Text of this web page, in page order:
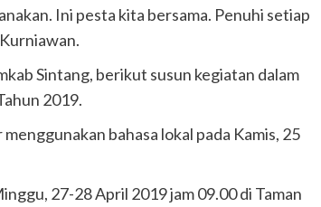
Ini pesta kita bersama. Penuhi setiap
Sintang, berikut susun kegiatan dalam
2019.
bahasa lokal pada Kamis, 25
27-28 April 2019 jam 09.00 di Taman